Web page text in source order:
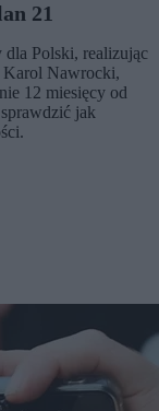
21
dla Polski, realizując
Karol Nawrocki,
12 miesięcy od
jak